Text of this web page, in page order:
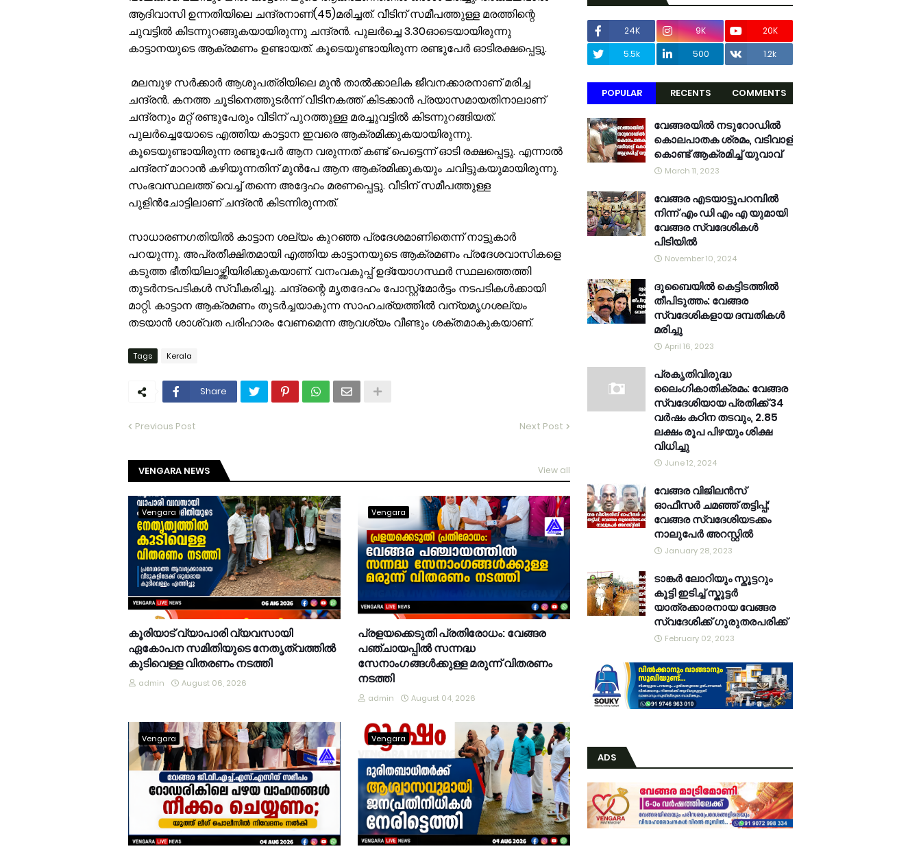
ആദിവാസി ഉന്നതിയിലെ ചന്ദ്രനാണ്(45)മരിച്ചത്. വീടിന് സമീപത്തുള്ള മരത്തിന്റെ
ചുവട്ടില്‍ കിടന്നുറങ്ങുകയായിരുന്നു ചന്ദ്രന്‍. പുലര്‍ച്ചെ 3.30ഓടെയായിരുന്നു
കാട്ടാനയുടെ ആക്രമണം ഉണ്ടായത്. കൂടെയുണ്ടായിരുന്ന രണ്ടുപേര്‍ ഓടിരക്ഷപ്പെട്ടു.
മലമ്പുഴ സര്‍ക്കാര്‍ ആശുപത്രിയിലെ മുന്‍ താല്‍ക്കാലിക ജീവനക്കാരനാണ് മരിച്ച
ചന്ദ്രന്‍. കനത്ത ചൂടിനെത്തുടര്‍ന്ന് വീടിനകത്ത് കിടക്കാന്‍ പ്രയാസമായതിനാലാണ്
ചന്ദ്രനും മറ്റ് രണ്ടുപേരും വീടിന് പുറത്തുള്ള മരച്ചുവട്ടില്‍ കിടന്നുറങ്ങിയത്.
പുലര്‍ച്ചെയോടെ എത്തിയ കാട്ടാന ഇവരെ ആക്രമിക്കുകയായിരുന്നു.
കൂടെയുണ്ടായിരുന്ന രണ്ടുപേര്‍ ആന വരുന്നത് കണ്ട് പെട്ടെന്ന് ഓടി രക്ഷപ്പെട്ടു. എന്നാല്‍
ചന്ദ്രന് മാറാന്‍ കഴിയുന്നതിന് മുന്‍പേ ആന ആക്രമിക്കുകയും ചവിട്ടുകയുമായിരുന്നു.
സംഭവസ്ഥലത്ത് വെച്ച് തന്നെ അദ്ദേഹം മരണപ്പെട്ടു. വീടിന് സമീപത്തുള്ള
പുളിന്‍ചോട്ടിലാണ് ചന്ദ്രന്‍ കിടന്നിരുന്നത്.
സാധാരണഗതിയില്‍ കാട്ടാന ശല്യം കുറഞ്ഞ പ്രദേശമാണിതെന്ന് നാട്ടുകാര്‍
പറയുന്നു. അപ്രതീക്ഷിതമായി എത്തിയ കാട്ടാനയുടെ ആക്രമണം പ്രദേശവാസികളെ
കടുത്ത ഭീതിയിലാഴ്ത്തിയിരിക്കുകയാണ്. വനംവകുപ്പ് ഉദ്യോഗസ്ഥര്‍ സ്ഥലത്തെത്തി
തുടര്‍നടപടികള്‍ സ്വീകരിച്ചു. ചന്ദ്രന്റെ മൃതദേഹം പോസ്റ്റ്മോര്‍ട്ടം നടപടികള്‍ക്കായി
മാറ്റി. കാട്ടാന ആക്രമണം തുടര്‍ച്ചയാകുന്ന സാഹചര്യത്തില്‍ വന്യമൃഗശല്യം
തടയാന്‍ ശാശ്വത പരിഹാരം വേണമെന്ന ആവശ്യം വീണ്ടും ശക്തമാകുകയാണ്.
Tags Kerala
Share
Previous Post Next Post
VENGARA NEWS View all
Vengara
കൂരിയാട് വ്യാപാരി വ്യവസായി
ഏകോപന സമിതിയുടെ നേതൃത്വത്തിൽ
കുടിവെള്ള വിതരണം നടത്തി
admin August 06, 2026
Vengara
പ്രളയക്കെടുതി പ്രതിരോധം: വേങ്ങര
പഞ്ചായപ്പിൽ സന്നദ്ധ
സേനാംഗങ്ങൾക്കുള്ള മരുന്ന് വിതരണം
നടത്തി
admin August 04, 2026
Vengara Vengara
24K 9K
20K
5.5k
500 1.2k
POPULAR RECENTS COMMENTS
വേങ്ങരയിൽ നടുറോഡിൽ
കൊലപാതക ശ്രമം, വടിവാള്
കൊണ്ട് ആക്രമിച്ച് യുവാവ്
March 11, 2023
വേങ്ങര എടയാട്ടുപറമ്പിൽ
നിന്ന് എം ഡി എം എ യുമായി
വേങ്ങര സ്വദേശികൾ
പിടിയിൽ
November 10, 2024
ദുബൈയിൽ കെട്ടിടത്തിൽ
തീപിടുത്തം: വേങ്ങര
സ്വദേശികളായ ദമ്പതികൾ
മരിച്ചു
April 16, 2023
പ്രകൃതിവിരുദ്ധ
ലൈംഗികാതിക്രമം: വേങ്ങര
സ്വദേശിയായ പ്രതിക്ക് 34
വര്‍ഷം കഠിന തടവും, 2.85
ലക്ഷം രൂപ പിഴയും ശിക്ഷ
വിധിച്ചു
June 12, 2024
വേങ്ങര വിജിലൻസ്
ഓഫീസർ ചമഞ്ഞ് തട്ടിപ്പ്;
വേങ്ങര സ്വദേശിയടക്കം
നാലുപേർ അറസ്റ്റിൽ
January 28, 2023
ടാങ്കർ ലോറിയും സ്കൂട്ടറും
കൂട്ടി ഇടിച്ച് സ്കൂട്ടർ
യാത്രക്കാരനായ വേങ്ങര
സ്വദേശിക്ക് ഗുരുതരപരിക്ക്
February 02, 2023
ADS